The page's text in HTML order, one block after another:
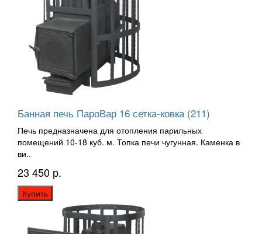
Банная печь ПароВар 16 сетка-ковка (211)
Печь предназначена для отопления парильных
помещений 10-18 куб. м. Топка печи чугунная. Каменка в
ви..
23 450 р.
Купить